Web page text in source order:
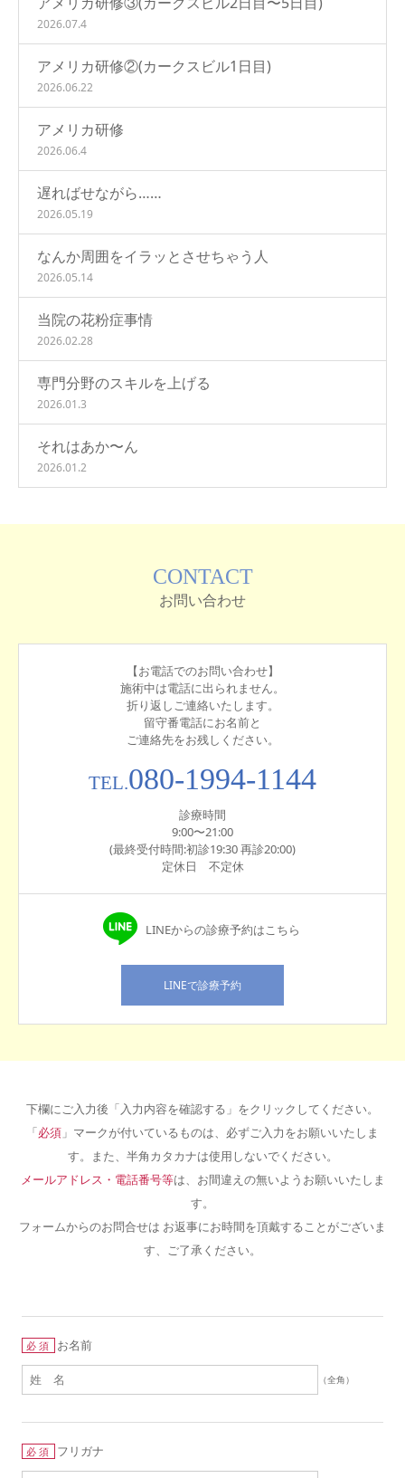
2026.07.4
アメリカ研修②(カークスビル1日目)
2026.06.22
アメリカ研修
2026.06.4
遅ればせながら……
2026.05.19
なんか周囲をイラッとさせちゃう人
2026.05.14
当院の花粉症事情
2026.02.28
専門分野のスキルを上げる
2026.01.3
それはあか〜ん
2026.01.2
CONTACT
お問い合わせ
【お電話でのお問い合わせ】
施術中は電話に出られません。
折り返しご連絡いたします。
留守番電話にお名前と
ご連絡先をお残しください。
TEL.080-1994-1144
診療時間
9:00〜21:00
(最終受付時間:初診19:30 再診20:00)
定休日 不定休
LINEからの診療予約はこちら
LINEで診療予約
下欄にご入力後「入力内容を確認する」をクリックしてください。
「必須 」マークが付いているものは、必ずご入力をお願いいたしま
す。また、半角カタカナは使用しないでください。
メールアドレス・電話番号等は、お間違えの無いようお願いいたしま
す。
フォームからのお問合せは お返事にお時間を頂戴することがございま
す、ご了承ください。
必須 お名前
（全角）
必須 フリガナ